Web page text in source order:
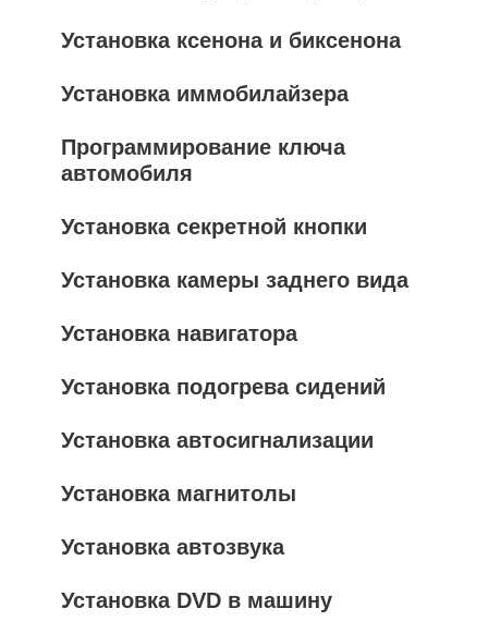
Установка ксенона и биксенона
Установка иммобилайзера
Программирование ключа
автомобиля
Установка секретной кнопки
Установка камеры заднего вида
Установка навигатора
Установка подогрева сидений
Установка автосигнализации
Установка магнитолы
Установка автозвука
Установка DVD в машину